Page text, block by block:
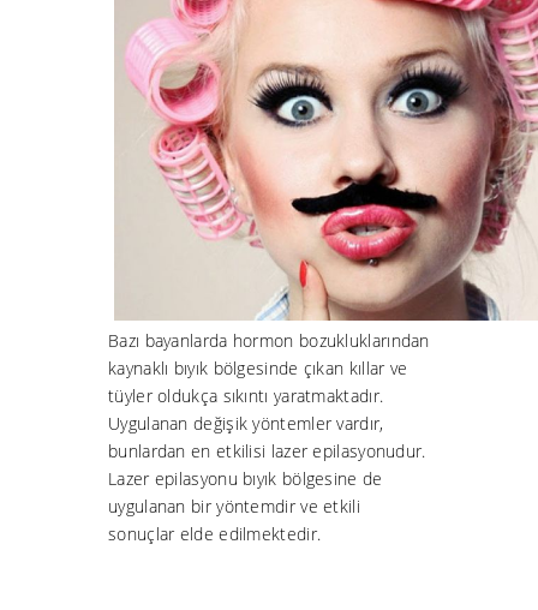
Bazı bayanlarda hormon bozukluklarından
kaynaklı bıyık bölgesinde çıkan kıllar ve
tüyler oldukça sıkıntı yaratmaktadır.
Uygulanan değişik yöntemler vardır,
bunlardan en etkilisi lazer epilasyonudur.
Lazer epilasyonu bıyık bölgesine de
uygulanan bir yöntemdir ve etkili
sonuçlar elde edilmektedir.